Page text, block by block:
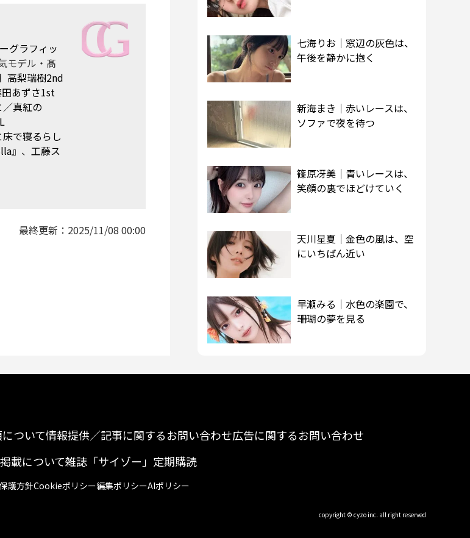
グラフィッ
モデル・髙
高梨瑞樹2nd
あずさ1st
真紅の
で寝るらし
』 、 工藤ス
最終更新： 2025/11/08 00:00
七海りお｜窓辺の灰色は、
午後を静かに抱く
新海まき｜赤いレースは、
ソファで夜を待つ
篠原冴美｜青いレースは、
笑顔の裏でほどけていく
天川星夏｜金色の風は、空
にいちばん近い
早瀬みる｜水色の楽園で、
珊瑚の夢を見る
ついて情報提供／記事に関するお問い合わせ広告に関するお問い合わせ
載について雑誌「サイゾー」定期購読
護方針Cookieポリシー編集ポリシーAIポリシー
copyright © cyzo inc. all right reserved